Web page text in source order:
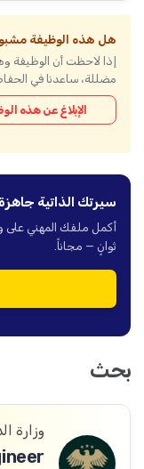
هل هذه الوظيفة
إذا لاحظت أن الوظيفة
مضللة، ساعدنا في
الإبلاغ عن هذه
سيرتك الذاتية
أكمل ملفك المهني على
ثوانٍ — مجاناً.
بحث
وزارة